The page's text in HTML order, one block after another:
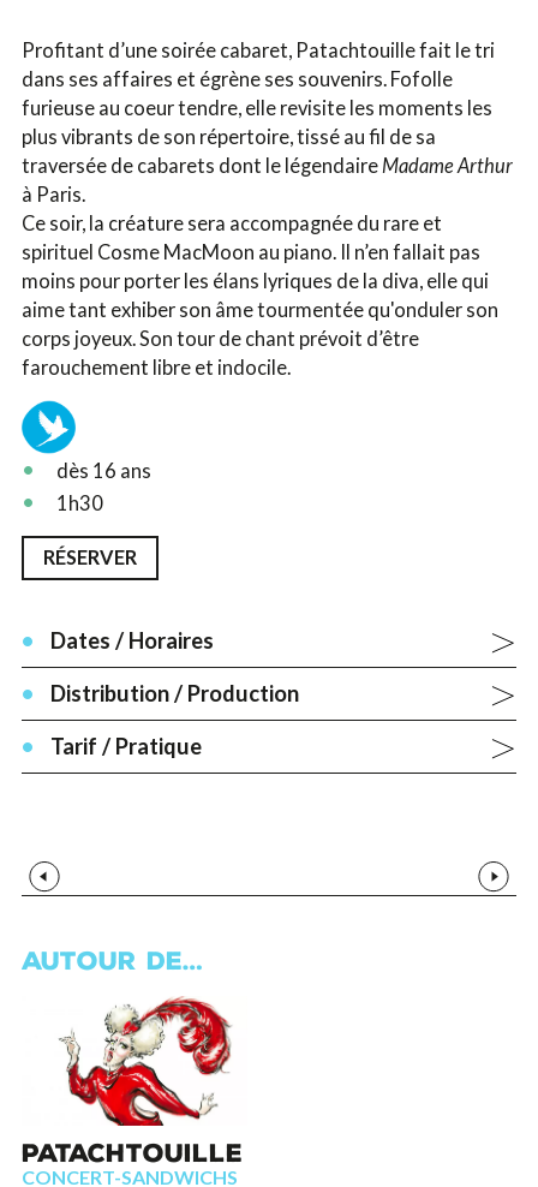
Profitant d’une soirée cabaret, Patachtouille fait le tri
dans ses affaires et égrène ses souvenirs. Fofolle
furieuse au coeur tendre, elle revisite les moments les
plus vibrants de son répertoire, tissé au fil de sa
traversée de cabarets dont le légendaire Madame Arthur
à Paris.
Ce soir, la créature sera accompagnée du rare et
spirituel Cosme MacMoon au piano. Il n’en fallait pas
moins pour porter les élans lyriques de la diva, elle qui
aime tant exhiber son âme tourmentée qu'onduler son
corps joyeux. Son tour de chant prévoit d’être
farouchement libre et indocile.
dès 16 ans
1h30
RÉSERVER
Dates / Horaires
Distribution / Production
Tarif / Pratique
Médias précédents
AUTOUR DE…
PATACHTOUILLE
CONCERT-SANDWICHS